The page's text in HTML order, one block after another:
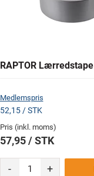
RAPTOR Lærredstape
Medlemspris
52,15 / STK
Pris (inkl. moms)
57,95 / STK
- +